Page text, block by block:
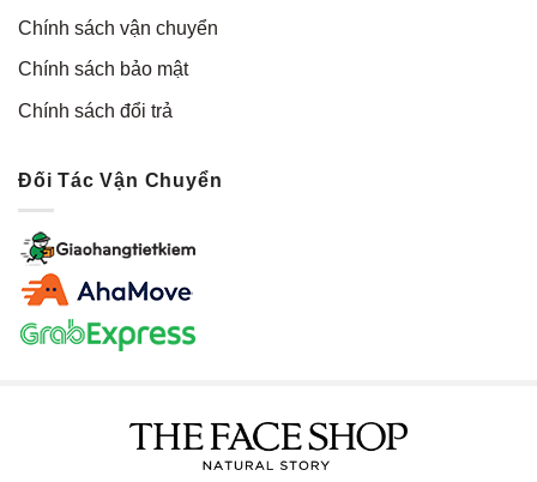
Chính sách vận chuyển
Chính sách bảo mật
Chính sách đổi trả
Đối Tác Vận Chuyển